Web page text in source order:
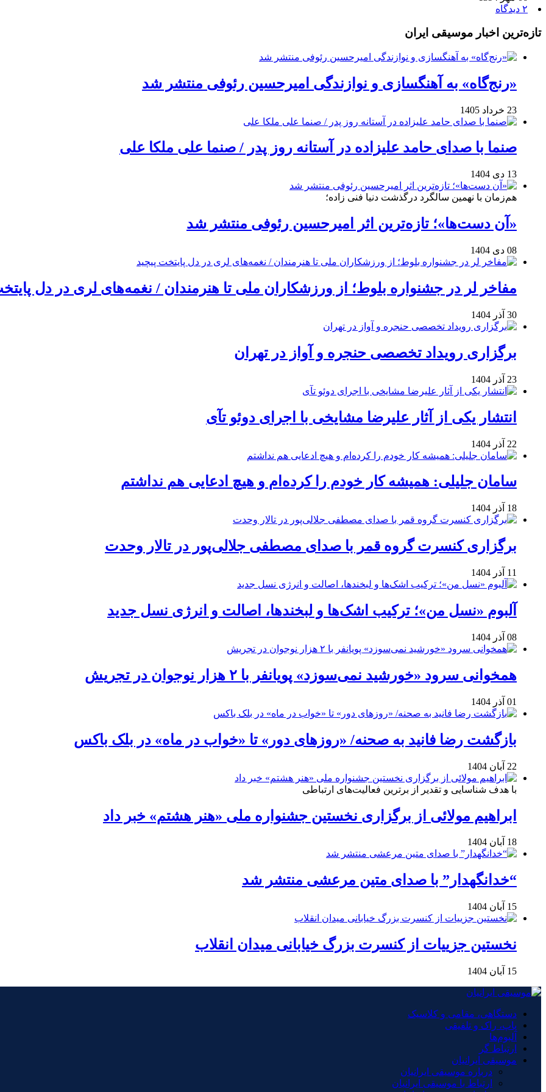
۲ دیدگاه
تازه‌ترین اخبار موسیقی ایران
«رنج‌گاه» به آهنگسازی و نوازندگی امیرحسین رئوفی منتشر شد
23 خرداد 1405
صنما با صدای حامد علیزاده در آستانه روز پدر / صنما علی ملکا علی
13 دی 1404
هم‌زمان با نهمین سالگرد درگذشت دنیا فنی زاده؛
«آن دست‌ها»؛ تازه‌ترین اثر امیرحسین رئوفی منتشر شد
08 دی 1404
مفاخر لر در جشنواره بلوط؛ از ورزشکاران ملی تا هنرمندان / نغمه‌های لری در دل
30 آذر 1404
برگزاری رویداد تخصصی حنجره و آواز در تهران
23 آذر 1404
انتشار یکی از آثار علیرضا مشایخی با اجرای دوئو تآی
22 آذر 1404
سامان جلیلی: همیشه کار خودم را کرده‌ام و هیچ ادعایی هم نداشتم
18 آذر 1404
برگزاری کنسرت گروه قمر با صدای مصطفی جلالی‌پور در تالار وحدت
11 آذر 1404
آلبوم «نسل من»؛ ترکیب اشک‌ها و لبخندها، اصالت و انرژی نسل جدید
08 آذر 1404
همخوانی سرود «خورشید نمی‌سوزد» پویانفر با ۲ هزار نوجوان در تجریش
01 آذر 1404
بازگشت رضا فانید به صحنه/ «روزهای دور» تا «خواب در ماه» در بلک باکس
22 آبان 1404
با هدف شناسایی و تقدیر از برترین فعالیت‌های ارتباطی
ابراهیم مولائی از برگزاری نخستین جشنواره ملی «هنر هشتم» خبر داد
18 آبان 1404
“خدانگهدار” با صدای متین مرعشی منتشر شد
15 آبان 1404
نخستین جزییات از کنسرت بزرگ خیابانی میدان انقلاب
15 آبان 1404
دستگاهی، مقامی و کلاسیک
پاپ، راک و تلفیقی
آلبوم‌ها
ارتباط گر
موسیقی ایرانیان
درباره موسیقی ایرانیان
ارتباط با موسیقی ایرانیان